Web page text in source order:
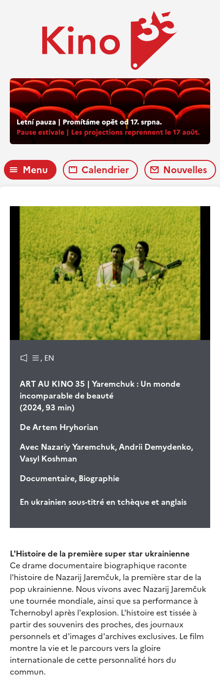
Menu Calendrier Nouvelles
, EN
ART AU KINO 35 | Yaremchuk : Un monde
incomparable de beauté
(2024, 93 min)
DeArtem Hryhorian
Avec Nazariy Yaremchuk, Andrii Demydenko,
Vasyl Koshman
Documentaire, Biographie
En ukrainien sous-titré en tchèque et anglais
L'Histoire de la première super star ukrainienne
Ce drame documentaire biographique raconte
l'histoire de Nazarij Jaremčuk, la première star de la
pop ukrainienne. Nous vivons avec Nazarij Jaremčuk
une tournée mondiale, ainsi que sa performance à
Tchernobyl après l'explosion. L'histoire est tissée à
partir des souvenirs des proches, des journaux
personnels et d'images d'archives exclusives. Le film
montre la vie et le parcours vers la gloire
internationale de cette personnalité hors du
commun.